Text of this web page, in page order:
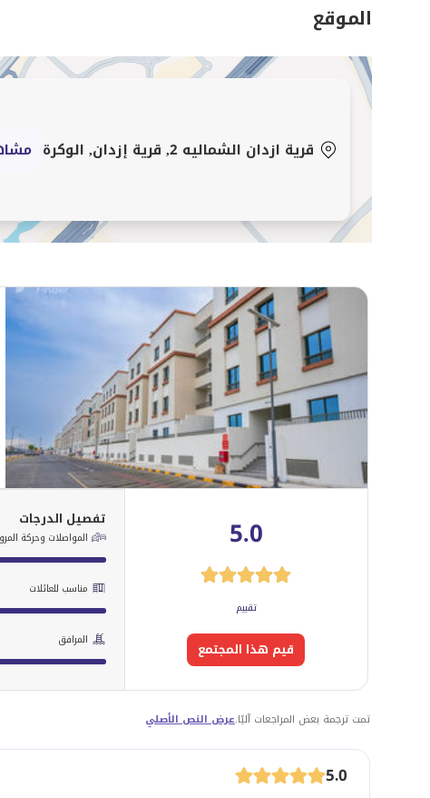
قرى إزدان الشمالية 2 – الوكرة | مجتمع سكني مخطط بعناية
تقع قرى إزدان الشمالية 2 في الوكرة، إحدى
سهولة الوصول إلى الطرق الرئيسية والخدمات الأساسية
ازدحام المدينة.
الموقع
قرية ازدان الشماليه 2, قرية إزدان, الوكرة
5.0
تقييم
قيم هذا المجتمع
تفصيل الدرجات
المواصلات وحركة
مناسب للعائلات
المرافق
تمت ترجمة بعض المراجعات آليًا.عرض النص الأصلي
5.0